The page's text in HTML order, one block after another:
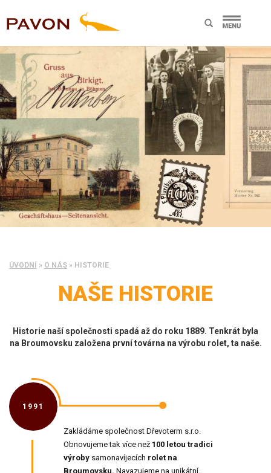
ÚVODNÍ » O NÁS » HISTORIE
NAŠE HISTORIE
Historie naší společnosti spadá až do roku 1889. Tenkrát byla
na Broumovsku založena první továrna na výrobu rolet, ta naše.
1991
Zakládáme společnost Dřevoterm s.r.o.
Obnovujeme tak více než 100 letou tradici
výroby samonavíjecích rolet na
Broumovsku. Navazujeme na unikátní,